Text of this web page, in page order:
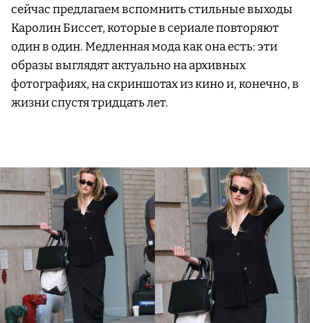
сейчас предлагаем вспомнить стильные выходы
Каролин Биссет, которые в сериале повторяют
один в один. Медленная мода как она есть: эти
образы выглядят актуально на архивных
фотографиях, на скриншотах из кино и, конечно, в
жизни спустя тридцать лет.